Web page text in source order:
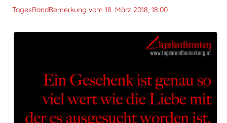
TagesRandBemerkung vom 18. März 2018, 18:00